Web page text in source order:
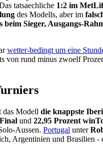
tatsaechliche 1:2 im
des Modells, aber im
beim Sieger, Ausgangs-
wetter-bedingt um eine
rund minus zwoelf
das Modell die knappste
und 22,95 Prozent
Aussen. Portugal unter
Argentinien und Brasilien